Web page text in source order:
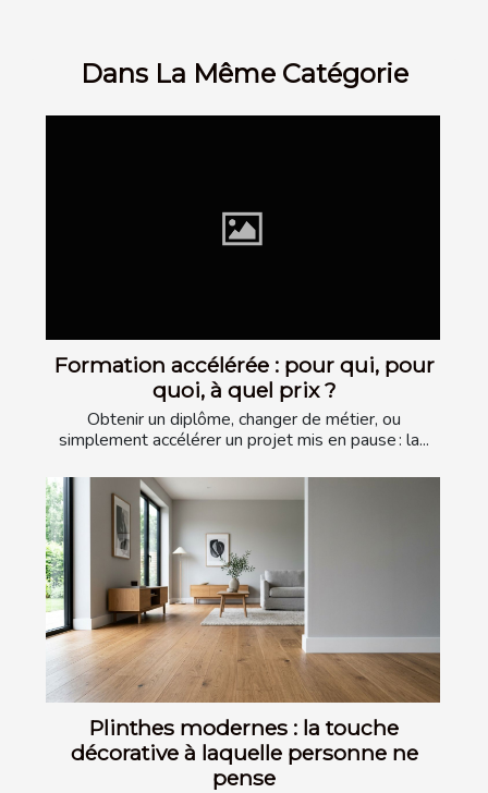
Dans La Même Catégorie
Formation accélérée : pour qui, pour
quoi, à quel prix ?
Obtenir un diplôme, changer de métier, ou
simplement accélérer un projet mis en pause : la...
Plinthes modernes : la touche
décorative à laquelle personne ne
pense